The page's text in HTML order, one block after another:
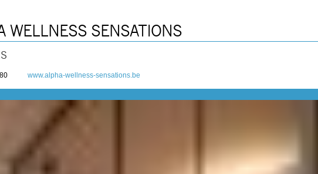
WELLNESS SENSATIONS
www.alpha-wellness-sensations.be